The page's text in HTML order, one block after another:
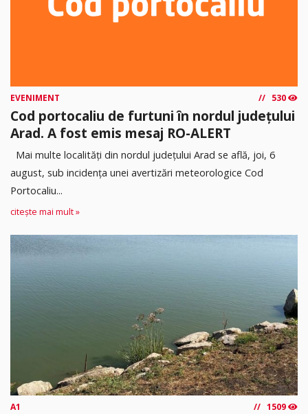
EVENIMENT 530
Cod portocaliu de furtuni în nordul județului
Arad. A fost emis mesaj RO-ALERT
Mai multe localități din nordul județului Arad se află, joi, 6
august, sub incidența unei avertizări meteorologice Cod
Portocaliu...
citește mai mult »
A1 1509